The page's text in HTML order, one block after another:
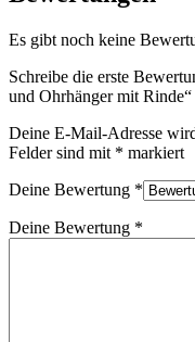
Es gibt noch keine
Schreibe die erste
und Ohrhänger mit Rinde“
Deine E-Mail-Adresse
Felder sind mit * markiert
Deine Bewertung *
Deine Bewertung *